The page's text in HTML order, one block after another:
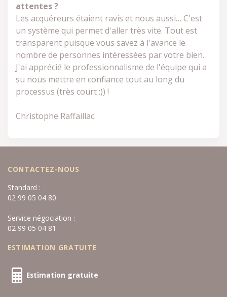
attentes ?
Les acquéreurs étaient ravis et nous aussi… C'est
un système qui permet d'aller très vite. Tout est
transparent puisque vous savez à l'avance le
nombre de personnes intéressées par votre bien.
J'ai apprécié le professionnalisme de l'équipe qui a
su nous mettre en confiance tout au long du
processus (très court :)) !
Christophe Raffaillac.
CONTACTEZ-NOUS
Standard :
02 99 05 04 80
Service négociation :
02 99 05 04 81
ESTIMATION GRATUITE
Estimation gratuite